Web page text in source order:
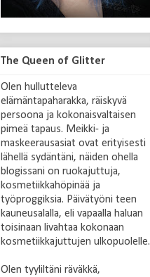
The Queen of Glitter
Olen hullutteleva
elämäntapaharakka, räiskyvä
persoona ja kokonaisvaltaisen
pimeä tapaus. Meikki- ja
maskeerausasiat ovat erityisesti
lähellä sydäntäni, näiden ohella
blogissani on ruokajuttuja,
kosmetiikkahöpinää ja
työproggiksia. Päivätyöni teen
kauneusalalla, eli vapaalla haluan
toisinaan livahtaa kokonaan
kosmetiikkajuttujen ulkopuolelle.
Olen tyyliltäni räväkkä,